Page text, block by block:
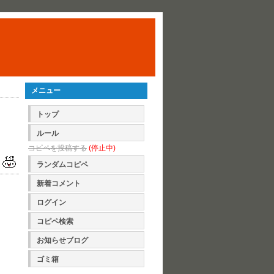
メニュー
トップ
ルール
コピペを投稿する (停止中)
ランダムコピペ
新着コメント
ログイン
コピペ検索
お知らせブログ
ゴミ箱